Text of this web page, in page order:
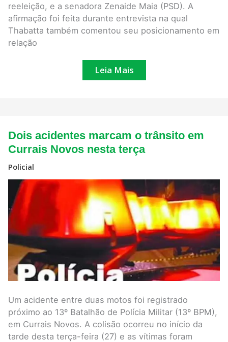
reeleição, e a senadora Zenaide Maia (PSD). A
afirmação foi feita durante entrevista na qual
Thabatta também comentou seu posicionamento em
relação
Leia Mais
Dois acidentes marcam o trânsito em
Currais Novos nesta terça
Policial
Um acidente entre duas motos foi registrado
próximo ao 13º Batalhão de Polícia Militar (13º BPM),
em Currais Novos. A colisão ocorreu no início da
tarde desta terça-feira (27) e as vítimas foram
Dois
acidentes
marcam
o
Currais
Novos
nesta
terça